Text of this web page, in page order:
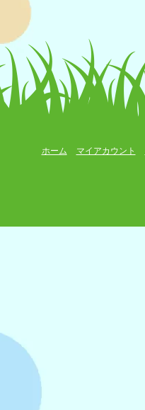
ホーム マイアカウント